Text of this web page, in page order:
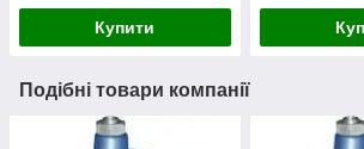
Купити
Подібні товари компанії